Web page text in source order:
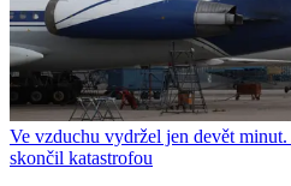
Ve vzduchu vydržel jen devět
skončil katastrofou